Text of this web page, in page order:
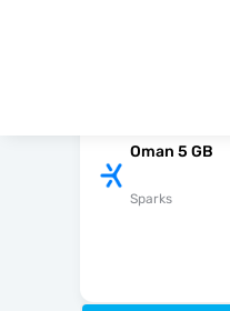
Oman 5 GB
Sparks